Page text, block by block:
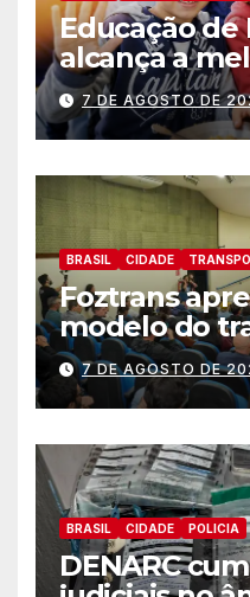
Educação de
alcança a
história no
7 DE AGOSTO DE
BRASIL CIDADE
Foztrans
modelo do
coletivo em
pública e
sistema
eficiente
7 DE AGOSTO DE
BRASIL CIDADE POLICIA
DENARC